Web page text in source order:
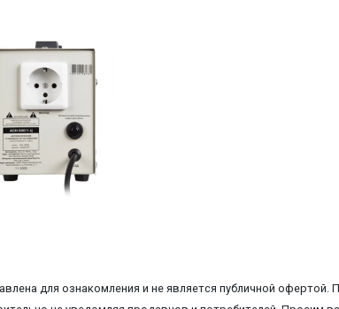
для ознакомления и не является публичной